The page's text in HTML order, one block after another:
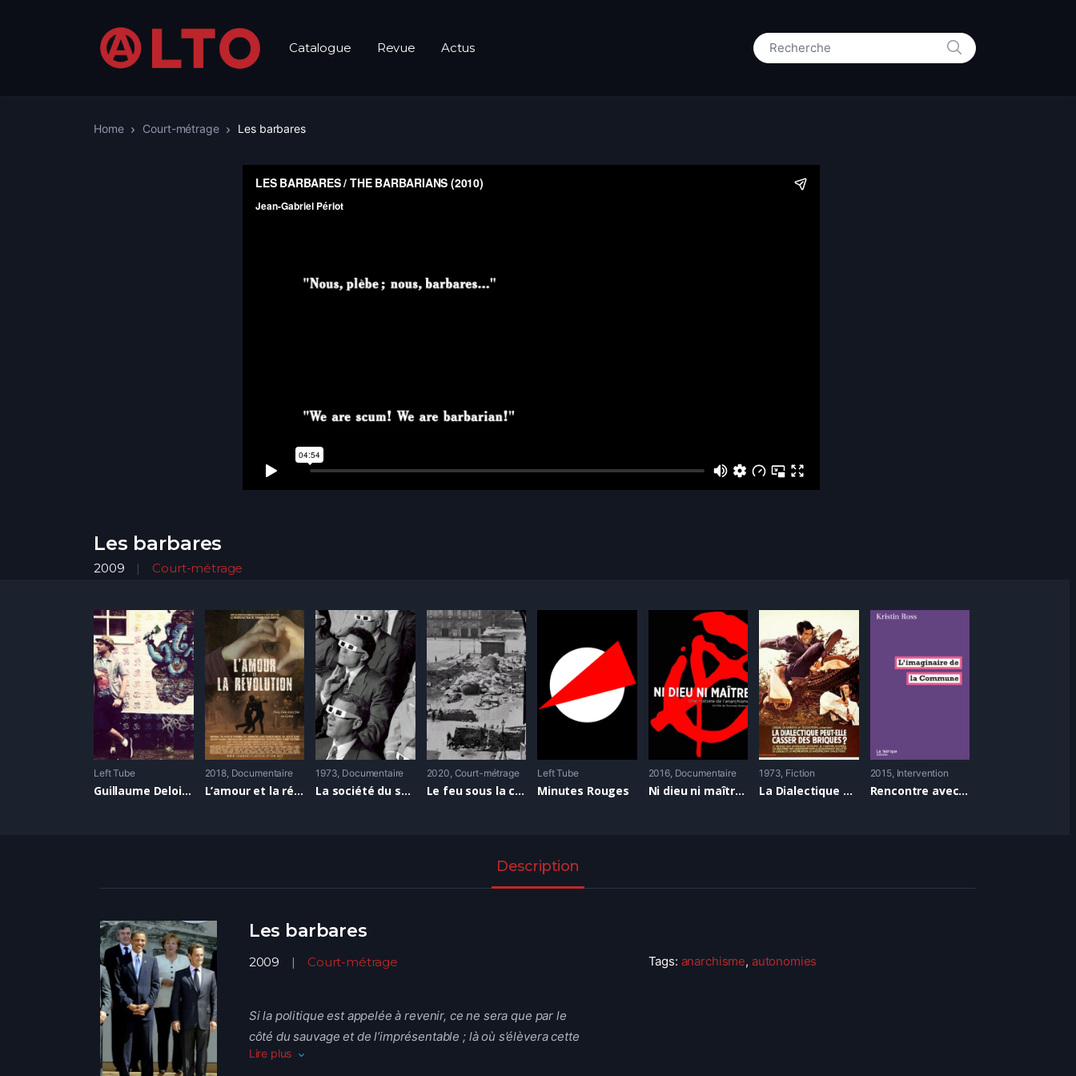
Catalogue Revue Actus Search for:
RECHERCHE
Home Court-métrage Les barbares
Les barbares
2009 Court-métrage
Left Tube
Guillaume Deloison
2018 Documentaire
L’amour et la révolution
1973 Documentaire
La société du spectacle
2020 Court-métrage
Le feu sous la cendre
Left Tube
Minutes Rouges
2016 Documentaire
Ni dieu ni maître, une histoire de l’anarchisme (version longue, parties 1 et 2)
1973 Fiction
La Dialectique peut-elle casser des briques ?
2015 Intervention
Rencontre avec Kristin Ross autour de “L’imaginaire de la Commune”
Description
Les barbares
2009 Court-métrage
Si la politique est appelée à revenir, ce ne sera que par le
côté du sauvage et de l’imprésentable ; là où s’élèvera cette
sourde rumeur où se laisse distinguer le grondement :
Lire plus
Tags: anarchisme, autonomies